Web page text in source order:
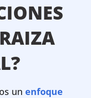
un enfoque